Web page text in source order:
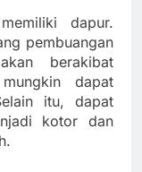
dapur.
pembuangan
berakibat
dapat
itu, dapat
kotor dan